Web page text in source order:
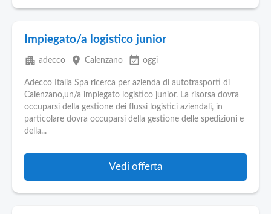
Impiegato/a logistico junior
apartment adecco place Calenzano event_available oggi
Adecco Italia Spa ricerca per azienda di autotrasporti di
Calenzano,un/a impiegato logistico junior. La risorsa dovra
occuparsi della gestione dei flussi logistici aziendali, in
particolare dovra occuparsi della gestione delle spedizioni e
della...
Vedi offerta